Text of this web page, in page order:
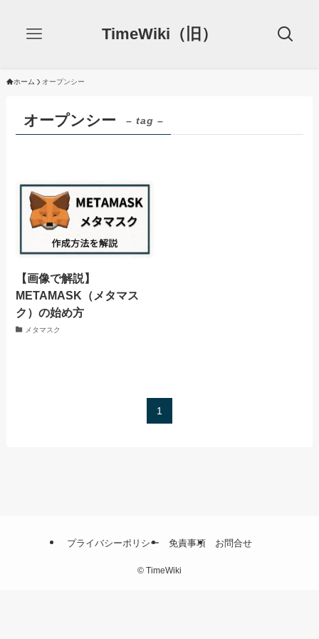
TimeWiki（旧）
ホーム オープンシー
オープンシー – tag –
【画像で解説】
METAMASK（メタマス
ク）の始め方
メタマスク
1
プライバシーポリシー 免責事項 お問合せ
© TimeWiki